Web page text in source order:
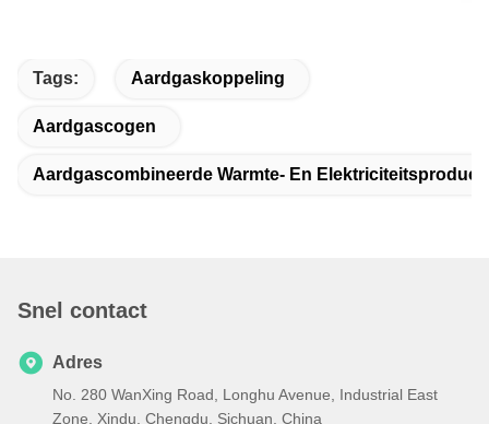
Tags: Aardgaskoppeling
Aardgascogen
Aardgascombineerde Warmte- En
Snel contact
Adres
No. 280 WanXing Road, Longhu Avenue, Industrial East
Zone, Xindu, Chengdu, Sichuan, China